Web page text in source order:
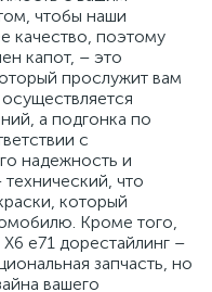
чтобы наши
качество, поэтому
капот, – это
прослужит вам
а подгонка по
с
надежность и
что
который
Кроме того,
e71 дорестайлинг –
запчасть, но
вашего